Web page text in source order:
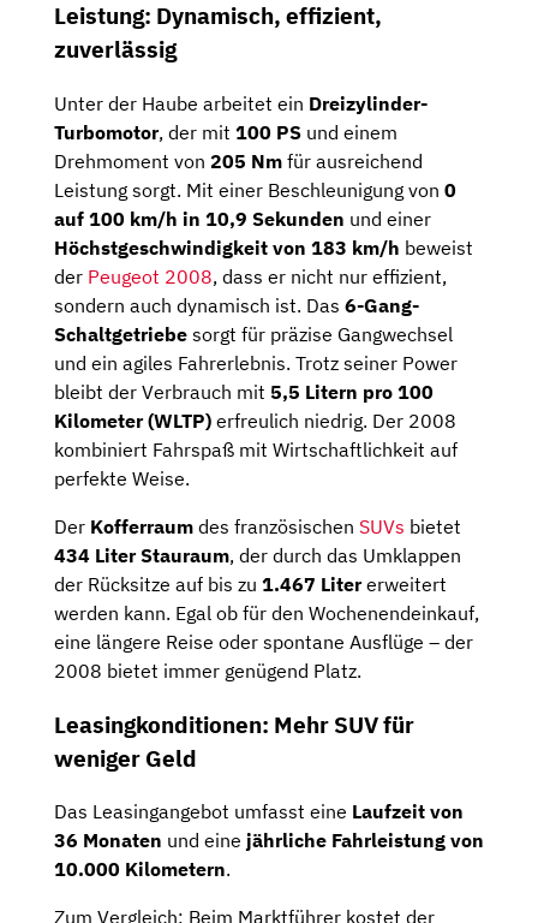
Leistung: Dynamisch, effizient,
zuverlässig
Unter der Haube arbeitet ein Dreizylinder-
Turbomotor, der mit 100 PS und einem
Drehmoment von 205 Nm für ausreichend
Leistung sorgt. Mit einer Beschleunigung von 0
auf 100 km/h in 10,9 Sekunden und einer
Höchstgeschwindigkeit von 183 km/h beweist
der Peugeot 2008, dass er nicht nur effizient,
sondern auch dynamisch ist. Das 6-Gang-
Schaltgetriebe sorgt für präzise Gangwechsel
und ein agiles Fahrerlebnis. Trotz seiner Power
bleibt der Verbrauch mit 5,5 Litern pro 100
Kilometer (WLTP) erfreulich niedrig. Der 2008
kombiniert Fahrspaß mit Wirtschaftlichkeit auf
perfekte Weise.
Der Kofferraum des französischen SUVs bietet
434 Liter Stauraum, der durch das Umklappen
der Rücksitze auf bis zu 1.467 Litererweitert
werden kann. Egal ob für den Wochenendeinkauf,
eine längere Reise oder spontane Ausflüge – der
2008 bietet immer genügend Platz.
Leasingkonditionen: Mehr SUV für
weniger Geld
Das Leasingangebot umfasst eine Laufzeit von
36 Monaten und eine jährliche Fahrleistung von
10.000 Kilometern.
Zum Vergleich: Beim Marktführer kostet der